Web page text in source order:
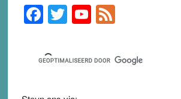
Primary
Sidebar
F
c
e
b
T
tt
er
Y
u
T
F
e
d